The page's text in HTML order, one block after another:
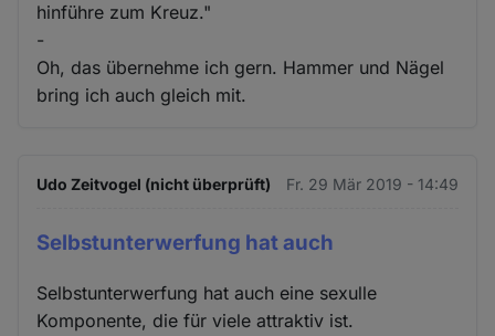
hinführe zum Kreuz."
-
Oh, das übernehme ich gern. Hammer und Nägel
bring ich auch gleich mit.
Udo Zeitvogel (nicht überprüft) Fr. 29 Mär 2019 - 14:49
Selbstunterwerfung hat auch
Selbstunterwerfung hat auch eine sexulle
Komponente, die für viele attraktiv ist.